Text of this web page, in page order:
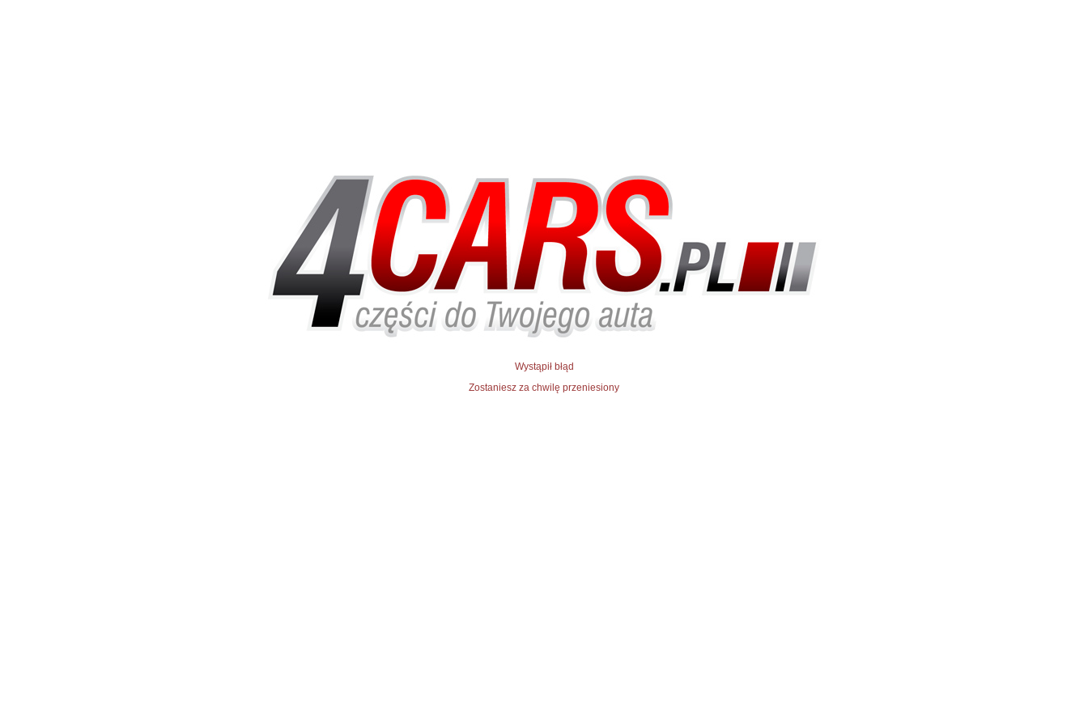
Wystąpił błąd
Zostaniesz za chwilę przeniesiony